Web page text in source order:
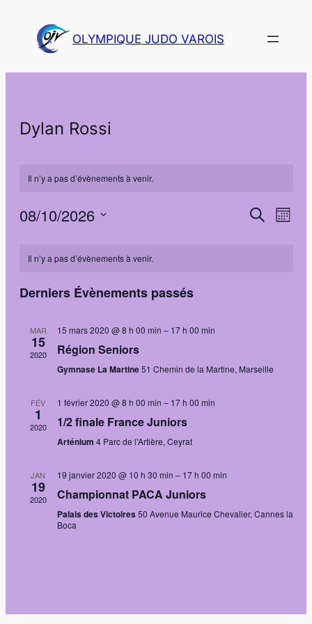
OLYMPIQUE JUDO VAROIS
Dylan Rossi
Il n’y a pas d’évènements à venir.
Recherche
Mois
08/10/2026
une
Calendrier
Évènements
Il n’y a pas d’évènements à venir.
Derniers Évènements passés
MAR
15
2020
15 mars 2020 @ 8 h 00 min – 17 h 00 min
Région Seniors
Gymnase La Martine51 Chemin de la Martine, Marseille
FÉV
1
2020
1 février 2020 @ 8 h 00 min – 17 h 00 min
1/2 finale France Juniors
Arténium 4 Parc de l'Artière, Ceyrat
JAN
19
2020
19 janvier 2020 @ 10 h 30 min – 17 h 00 min
Championnat PACA Juniors
Palais des Victoires50 Avenue Maurice Chevalier, Cannes la
Boca